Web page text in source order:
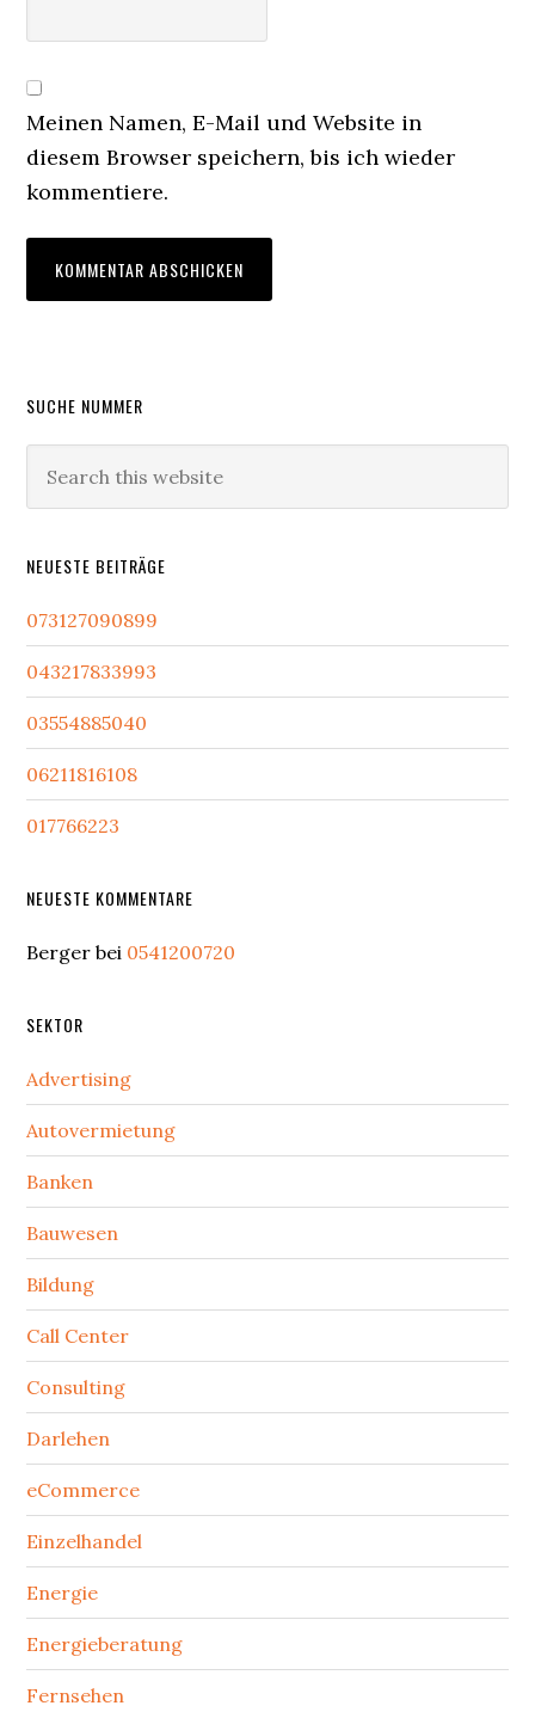
Meinen Namen, E-Mail und Website in
diesem Browser speichern, bis ich wieder
kommentiere.
Primary
Sidebar
SUCHE NUMMER
this
NEUESTE BEITRÄGE
073127090899
043217833993
03554885040
06211816108
017766223
NEUESTE KOMMENTARE
Berger bei 0541200720
SEKTOR
Advertising
Autovermietung
Banken
Bauwesen
Bildung
Call Center
Consulting
Darlehen
eCommerce
Einzelhandel
Energie
Energieberatung
Fernsehen